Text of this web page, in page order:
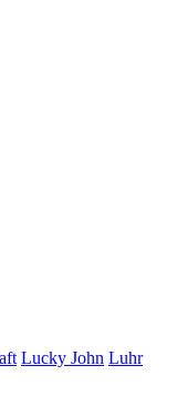
Lucky John Luhr